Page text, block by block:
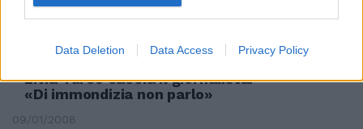
Data Deletion Data Access Privacy Policy
03/07/2008
Livia Turco caccia il giornalista:
«Di immondizia non parlo»
09/01/2008